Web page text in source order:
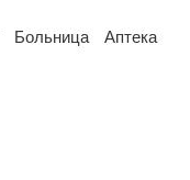
Больница
Аптека